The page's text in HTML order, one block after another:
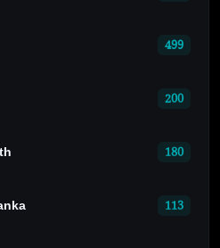
499
200
180
113